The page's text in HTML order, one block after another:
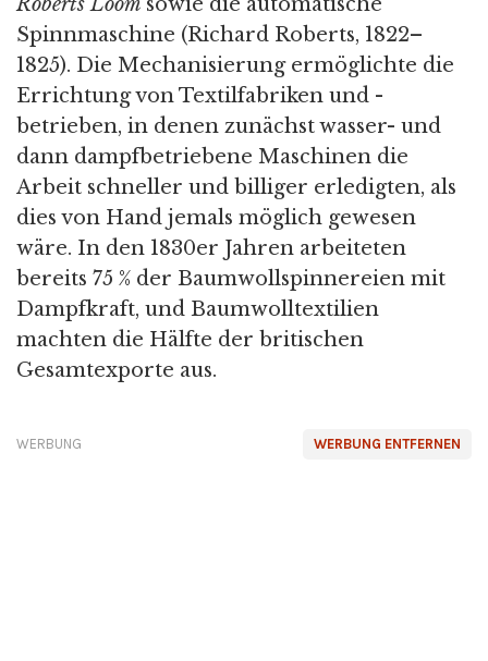
Spinnmaschine (Richard Roberts, 1822–
1825). Die Mechanisierung ermöglichte die
Errichtung von Textilfabriken und -
betrieben, in denen zunächst wasser- und
dann dampfbetriebene Maschinen die
Arbeit schneller und billiger erledigten, als
dies von Hand jemals möglich gewesen
wäre. In den 1830er Jahren arbeiteten
bereits 75 % der Baumwollspinnereien mit
Dampfkraft, und Baumwolltextilien
machten die Hälfte der britischen
Gesamtexporte aus.
WERBUNG ENTFERNEN
WERBUNG